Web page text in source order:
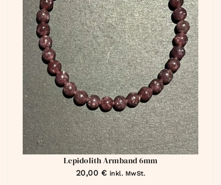
Lepidolith Armband 6mm
20,00 € inkl. MwSt.